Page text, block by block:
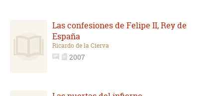
Las confesiones de Felipe II, Rey de
España
Ricardo de la Cierva
2007